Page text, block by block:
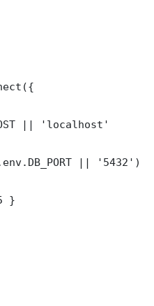
|| 'localhost'
|| '5432')
}